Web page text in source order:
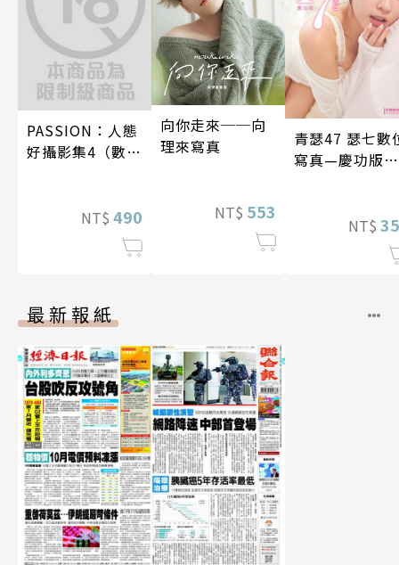
PASSION：人態
好攝影集4（數位
NT$ 490
向你走來──向
理來寫真
NT$ 553
青瑟47 瑟七數
寫真—慶功版
NT$
最新報紙